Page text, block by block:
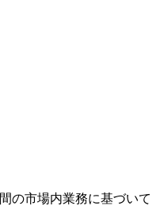
の市場内業務に基づいて